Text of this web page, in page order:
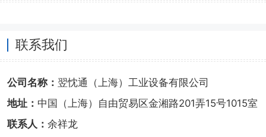
联系我们
公司名称： 翌忱通（上海）工业设备有限公司
地址： 中国（上海）自由贸易区金湘路201弄15号1015室
联系人： 余祥龙